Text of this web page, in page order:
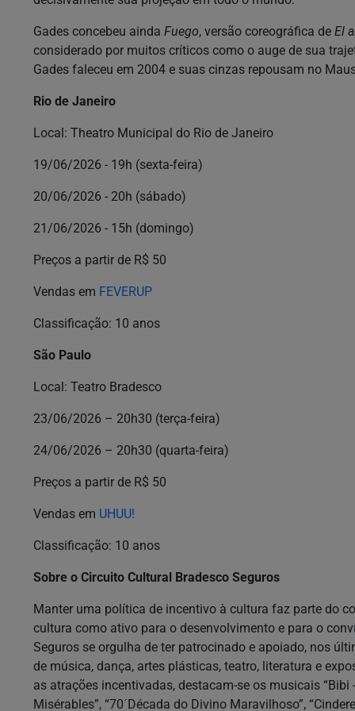
Gades concebeu ainda Fuego, versão coreográfica de El
considerado por muitos críticos como o auge de sua
Gades faleceu em 2004 e suas cinzas repousam no
Rio de Janeiro
Local: Theatro Municipal do Rio de Janeiro
19/06/2026 - 19h (sexta-feira)
20/06/2026 - 20h (sábado)
21/06/2026 - 15h (domingo)
Preços a partir de R$ 50
Vendas em FEVERUP
Classificação: 10 anos
São Paulo
Local: Teatro Bradesco
23/06/2026 – 20h30 (terça-feira)
24/06/2026 – 20h30 (quarta-feira)
Preços a partir de R$ 50
Vendas em UHUU!
Classificação: 10 anos
Sobre o Circuito Cultural Bradesco Seguros
Manter uma política de incentivo à cultura faz parte do
cultura como ativo para o desenvolvimento e para o
Seguros se orgulha de ter patrocinado e apoiado, nos
de música, dança, artes plásticas, teatro, literatura e
as atrações incentivadas, destacam-se os musicais “Bibi
Misérables”, “70´Década do Divino Maravilhoso”,